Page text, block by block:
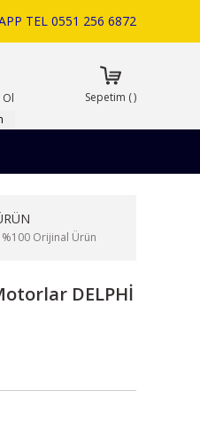
TEL 0551 256 6872
Ol
Sepetim ()
Orijinal Ürün
DELPHİ